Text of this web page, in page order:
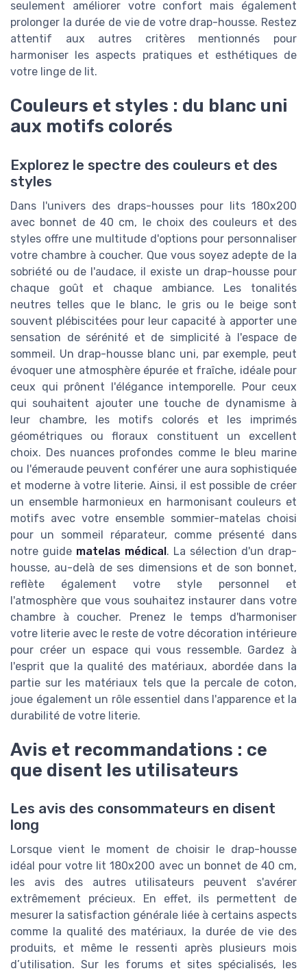
seulement améliorer votre confort mais également
prolonger la durée de vie de votre drap-housse. Restez
attentif aux autres critères mentionnés pour
harmoniser les aspects pratiques et esthétiques de
votre linge de lit.
Couleurs et styles : du blanc uni
aux motifs colorés
Explorez le spectre des couleurs et des
styles
Dans l'univers des draps-housses pour lits 180x200
avec bonnet de 40 cm, le choix des couleurs et des
styles offre une multitude d'options pour personnaliser
votre chambre à coucher. Que vous soyez adepte de la
sobriété ou de l'audace, il existe un drap-housse pour
chaque goût et chaque ambiance. Les tonalités
neutres telles que le blanc, le gris ou le beige sont
souvent plébiscitées pour leur capacité à apporter une
sensation de sérénité et de simplicité à l'espace de
sommeil. Un drap-housse blanc uni, par exemple, peut
évoquer une atmosphère épurée et fraîche, idéale pour
ceux qui prônent l'élégance intemporelle. Pour ceux
qui souhaitent ajouter une touche de dynamisme à
leur chambre, les motifs colorés et les imprimés
géométriques ou floraux constituent un excellent
choix. Des nuances profondes comme le bleu marine
ou l'émeraude peuvent conférer une aura sophistiquée
et moderne à votre literie. Ainsi, il est possible de créer
un ensemble harmonieux en harmonisant couleurs et
motifs avec votre ensemble sommier-matelas choisi
pour un sommeil réparateur, comme présenté dans
notre guide matelas médical. La sélection d'un drap-
housse, au-delà de ses dimensions et de son bonnet,
reflète également votre style personnel et
l'atmosphère que vous souhaitez instaurer dans votre
chambre à coucher. Prenez le temps d'harmoniser
votre literie avec le reste de votre décoration intérieure
pour créer un espace qui vous ressemble. Gardez à
l'esprit que la qualité des matériaux, abordée dans la
partie sur les matériaux tels que la percale de coton,
joue également un rôle essentiel dans l'apparence et la
durabilité de votre literie.
Avis et recommandations : ce
que disent les utilisateurs
Les avis des consommateurs en disent
long
Lorsque vient le moment de choisir le drap-housse
idéal pour votre lit 180x200 avec un bonnet de 40 cm,
les avis des autres utilisateurs peuvent s'avérer
extrêmement précieux. En effet, ils permettent de
mesurer la satisfaction générale liée à certains aspects
comme la qualité des matériaux, la durée de vie des
produits, et même le ressenti après plusieurs mois
d’utilisation. Sur les forums et sites spécialisés, les